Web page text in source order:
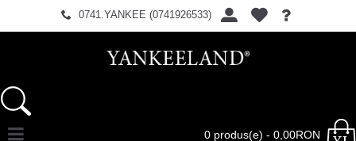
0741.YANKEE (0741926533)
0 produs(e) - 0,00RON